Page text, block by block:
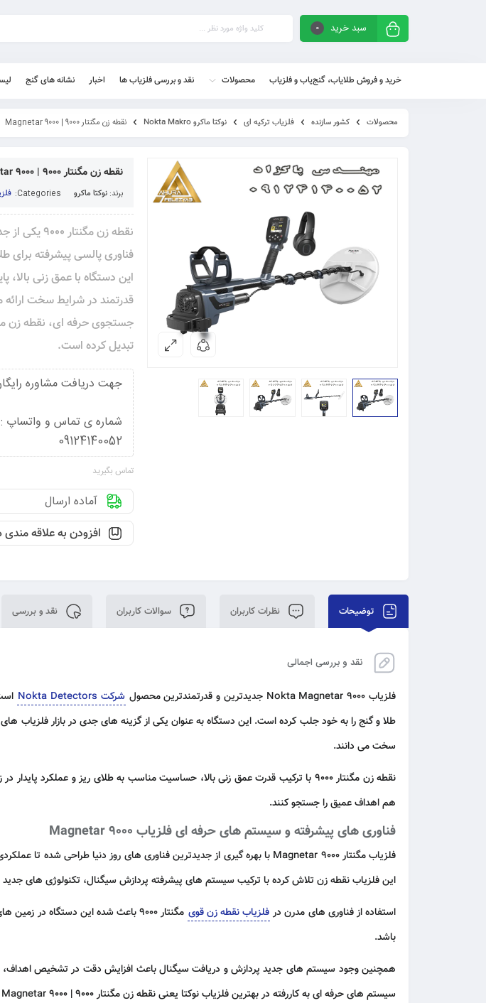
سبد خرید 0
خرید و فروش طلایاب، گنج‌یاب و فلزیاب محصولات نقد و بررسی فلزیاب ها اخبار نشانه های گنج
محصولات کشور سازنده فلزیاب ترکیه ای نوکتا ماکرو Nokta Makro نقطه زن مگنتار 9000 | Magnetar 9000
نقطه زن مگنتار 9000 | Magnetar 9000
برند: نوکتا ماکرو Categories:
نقطه زن
فناوری پالسی پیشرفته
این دستگاه با عمق زنی
قدرتمند در شرایط سخت
تبدیل کرده است.
جهت دریافت مشاوره
شماره ی تماس و واتساپ :
09124140052
تماس بگیرید
آماده ارسال
افزودن به علاقه مندی
توضیحات نظرات کاربران سوالات کاربران نقد و بررسی
نقد و بررسی اجمالی
فلزیاب Nokta Magnetar 9000 جدیدترین و قدرتمندترین محصول شرکت Nokta Detectors
طلا و گنج را به خود جلب کرده است. این دستگاه به عنوان یکی از گزینه های جدی در بازار فلزیاب
سخت می دانند.
نقطه زن مگنتار 9000 با ترکیب قدرت عمق زنی بالا، حساسیت مناسب به طلای ریز و
هم اهداف عمیق را جستجو کنند.
فناوری های پیشرفته و سیستم های حرفه ای فلزیاب Magnetar 9000
فلزیاب مگنتار 9000 Magnetar با بهره گیری از جدیدترین فناوری های روز دنیا طراحی شده تا عملکردی پایدار، دقیق و حرفه ای را در سخت ترین شرایط کاوش ارائه دهد. شرکت
این فلزیاب نقطه زن تلاش کرده با ترکیب سیستم های پیشرفته پردازش سیگنال، تکنولوژی های
استفاده از فناوری های مدرن در فلزیاب نقطه زن قوی
مگنتار 9000 باعث شده این دستگاه
باشد.
همچنین وجود سیستم های جدید پردازش و دریافت سیگنال باعث افزایش دقت در تشخیص اهداف،
سیستم های حرفه ای به کاررفته در بهترین فلزیاب نوکتا یعنی نقطه زن مگنتار 9000 | Magnetar 9000 بیشتر آشنا می شویم.